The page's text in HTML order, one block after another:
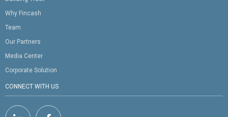
Why Fincash
Team
Our Partners
Media Center
Corporate Solution
CONNECT WITH US